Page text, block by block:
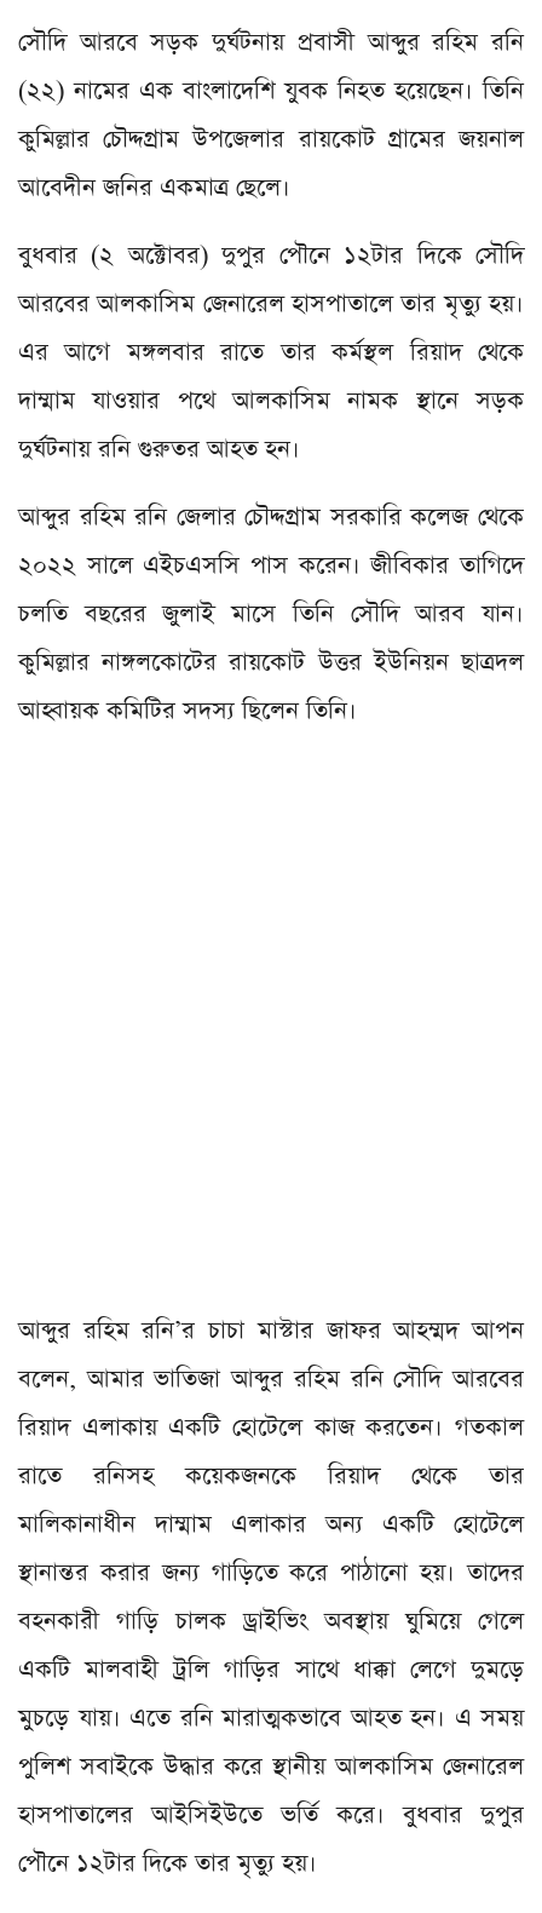
সৌদি আরবে সড়ক দুর্ঘটনায় প্রবাসী আব্দুর রহিম রনি
(২২) নামের এক বাংলাদেশি যুবক নিহত হয়েছেন। তিনি
কুমিল্লার চৌদ্দগ্রাম উপজেলার রায়কোট গ্রামের জয়নাল
আবেদীন জনির একমাত্র ছেলে।
বুধবার (২ অক্টোবর) দুপুর পৌনে ১২টার দিকে সৌদি
আরবের আলকাসিম জেনারেল হাসপাতালে তার মৃত্যু হয়।
এর আগে মঙ্গলবার রাতে তার কর্মস্থল রিয়াদ থেকে
দাম্মাম যাওয়ার পথে আলকাসিম নামক স্থানে সড়ক
দুর্ঘটনায় রনি গুরুতর আহত হন।
আব্দুর রহিম রনি জেলার চৌদ্দগ্রাম সরকারি কলেজ থেকে
২০২২ সালে এইচএসসি পাস করেন। জীবিকার তাগিদে
চলতি বছরের জুলাই মাসে তিনি সৌদি আরব যান।
কুমিল্লার নাঙ্গলকোটের রায়কোট উত্তর ইউনিয়ন ছাত্রদল
আহ্বায়ক কমিটির সদস্য ছিলেন তিনি।
আব্দুর রহিম রনি’র চাচা মাস্টার জাফর আহম্মদ আপন
বলেন, আমার ভাতিজা আব্দুর রহিম রনি সৌদি আরবের
রিয়াদ এলাকায় একটি হোটেলে কাজ করতেন। গতকাল
রাতে রনিসহ কয়েকজনকে রিয়াদ থেকে তার
মালিকানাধীন দাম্মাম এলাকার অন্য একটি হোটেলে
স্থানান্তর করার জন্য গাড়িতে করে পাঠানো হয়। তাদের
বহনকারী গাড়ি চালক ড্রাইভিং অবস্থায় ঘুমিয়ে গেলে
একটি মালবাহী ট্রলি গাড়ির সাথে ধাক্কা লেগে দুমড়ে
মুচড়ে যায়। এতে রনি মারাত্মকভাবে আহত হন। এ সময়
পুলিশ সবাইকে উদ্ধার করে স্থানীয় আলকাসিম জেনারেল
হাসপাতালের আইসিইউতে ভর্তি করে। বুধবার দুপুর
পৌনে ১২টার দিকে তার মৃত্যু হয়।